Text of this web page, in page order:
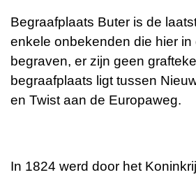
Begraafplaats Buter is de
enkele onbekenden die hier in
begraven, er zijn geen
begraafplaats ligt tussen
en Twist aan de Europaweg.
In 1824 werd door het